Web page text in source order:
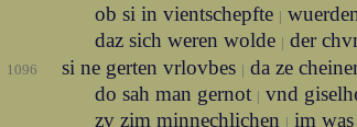
ob si in vientschepfte |
daz sich weren wolde | der
1096 si ne gerten vrlovbes | da ze
do sah man gernot | vnd
zv zim minnechlichen | im